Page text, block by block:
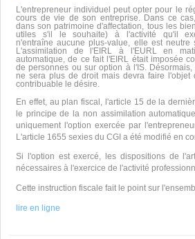
L'entrepreneur individuel peut opter pour le
cours de vie de son entreprise. Dans ce
dans son patrimoine d'affectation, tous les
utiles s'il le souhaite) à l'activité qu'il
n'entraîne aucune plus-value, elle est neutre
L'assimilation de l'EIRL à l'EURL en
automatique, de ce fait l'EIRL était imposée
de personnes ou sur option à l'IS. Désormais,
ne sera plus de droit mais devra faire l'objet
contribuable le désire.
En effet, au plan fiscal, l'article 15 de la
le principe de la non assimilation
uniquement l'option exercée par
L'article 1655 sexies du CGI a été modifié en
Si l'option est exercé, les dispositions de
nécessaires à l'exercice de l'activité
Cette instruction fiscale fait le point sur
lire en ligne